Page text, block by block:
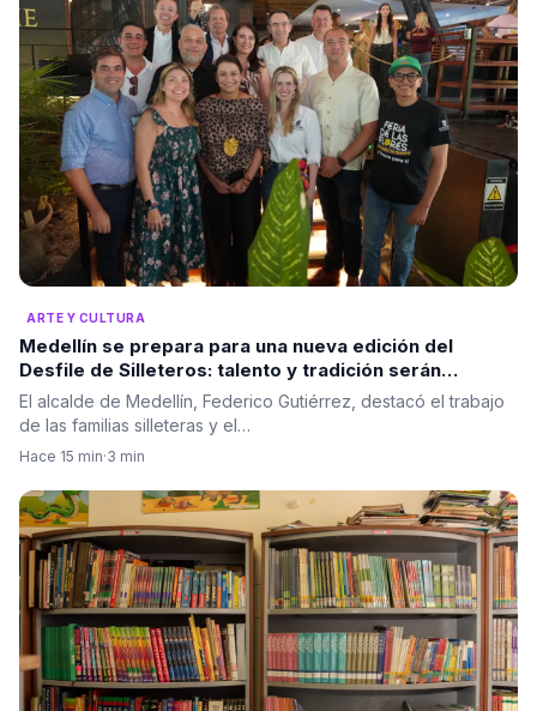
ARTE Y CULTURA
Medellín se prepara para una nueva edición del
Desfile de Silleteros: talento y tradición serán
protagonistas
El alcalde de Medellín, Federico Gutiérrez, destacó el trabajo
de las familias silleteras y el…
Hace 15 min·3 min